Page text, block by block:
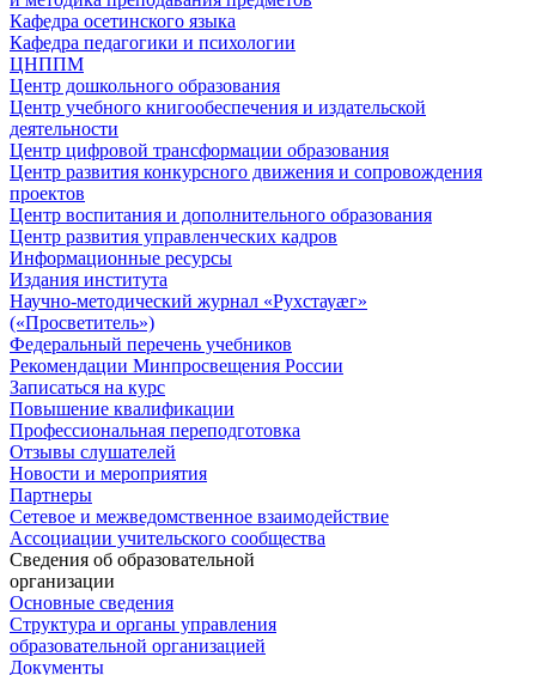
Кафедра осетинского языка
Кафедра педагогики и психологии
ЦНППМ
Центр дошкольного образования
Центр учебного книгообеспечения и издательской
деятельности
Центр цифровой трансформации образования
Центр развития конкурсного движения и сопровождения
проектов
Центр воспитания и дополнительного образования
Центр развития управленческих кадров
Информационные ресурсы
Издания института
Научно-методический журнал «Рухстауæг»
(«Просветитель»)
Федеральный перечень учебников
Рекомендации Минпросвещения России
Записаться на курс
Повышение квалификации
Профессиональная переподготовка
Отзывы слушателей
Новости и мероприятия
Партнеры
Сетевое и межведомственное взаимодействие
Ассоциации учительского сообщества
Сведения об образовательной
организации
Основные сведения
Структура и органы управления
образовательной организацией
Документы